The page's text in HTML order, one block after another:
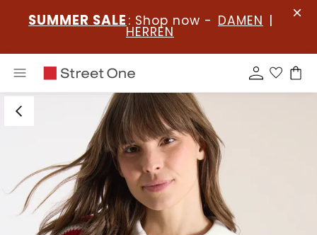
SUMMER SALE : Shop now - DAMEN |
HERREN